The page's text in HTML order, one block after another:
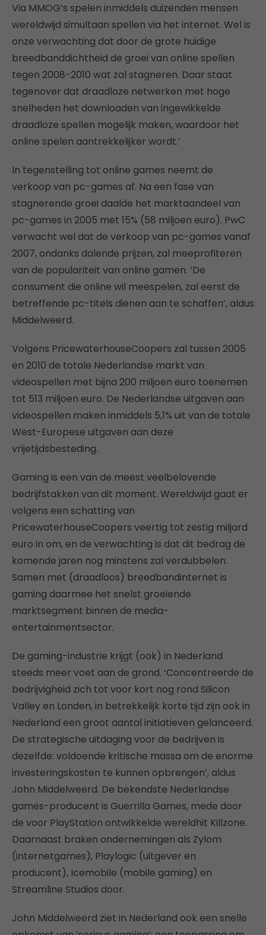
Via MMOG’s spelen inmiddels duizenden mensen
wereldwijd simultaan spellen via het internet. Wel is
onze verwachting dat door de grote huidige
breedbanddichtheid de groei van online spellen
tegen 2008-2010 wat zal stagneren. Daar staat
tegenover dat draadloze netwerken met hoge
snelheden het downloaden van ingewikkelde
draadloze spellen mogelijk maken, waardoor het
online spelen aantrekkelijker wordt.’
In tegenstelling tot online games neemt de
verkoop van pc-games af. Na een fase van
stagnerende groei daalde het marktaandeel van
pc-games in 2005 met 15% (58 miljoen euro). PwC
verwacht wel dat de verkoop van pc-games vanaf
2007, ondanks dalende prijzen, zal meeprofiteren
van de populariteit van online gamen. ‘De
consument die online wil meespelen, zal eerst de
betreffende pc-titels dienen aan te schaffen’, aldus
Middelweerd.
Volgens PricewaterhouseCoopers zal tussen 2005
en 2010 de totale Nederlandse markt van
videospellen met bijna 200 miljoen euro toenemen
tot 513 miljoen euro. De Nederlandse uitgaven aan
videospellen maken inmiddels 5,1% uit van de totale
West-Europese uitgaven aan deze
vrijetijdsbesteding.
Gaming is een van de meest veelbelovende
bedrijfstakken van dit moment. Wereldwijd gaat er
volgens een schatting van
PricewaterhouseCoopers veertig tot zestig miljard
euro in om, en de verwachting is dat dit bedrag de
komende jaren nog minstens zal verdubbelen.
Samen met (draadloos) breedbandinternet is
gaming daarmee het snelst groeiende
marktsegment binnen de media-
entertainmentsector.
De gaming-industrie krijgt (ook) in Nederland
steeds meer voet aan de grond. ‘Concentreerde de
bedrijvigheid zich tot voor kort nog rond Silicon
Valley en Londen, in betrekkelijk korte tijd zijn ook in
Nederland een groot aantal initiatieven gelanceerd.
De strategische uitdaging voor de bedrijven is
dezelfde: voldoende kritische massa om de enorme
investeringskosten te kunnen opbrengen’, aldus
John Middelweerd. De bekendste Nederlandse
games-producent is Guerrilla Games, mede door
de voor PlayStation ontwikkelde wereldhit Killzone.
Daarnaast braken ondernemingen als Zylom
(internetgames), Playlogic (uitgever en
producent), Icemobile (mobile gaming) en
Streamline Studios door.
John Middelweerd ziet in Nederland ook een snelle